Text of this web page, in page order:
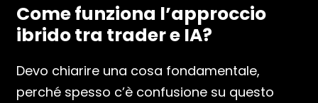
Come funziona l’approccio
ibrido tra trader e IA?
Devo chiarire una cosa fondamentale,
perché spesso c’è confusione su questo